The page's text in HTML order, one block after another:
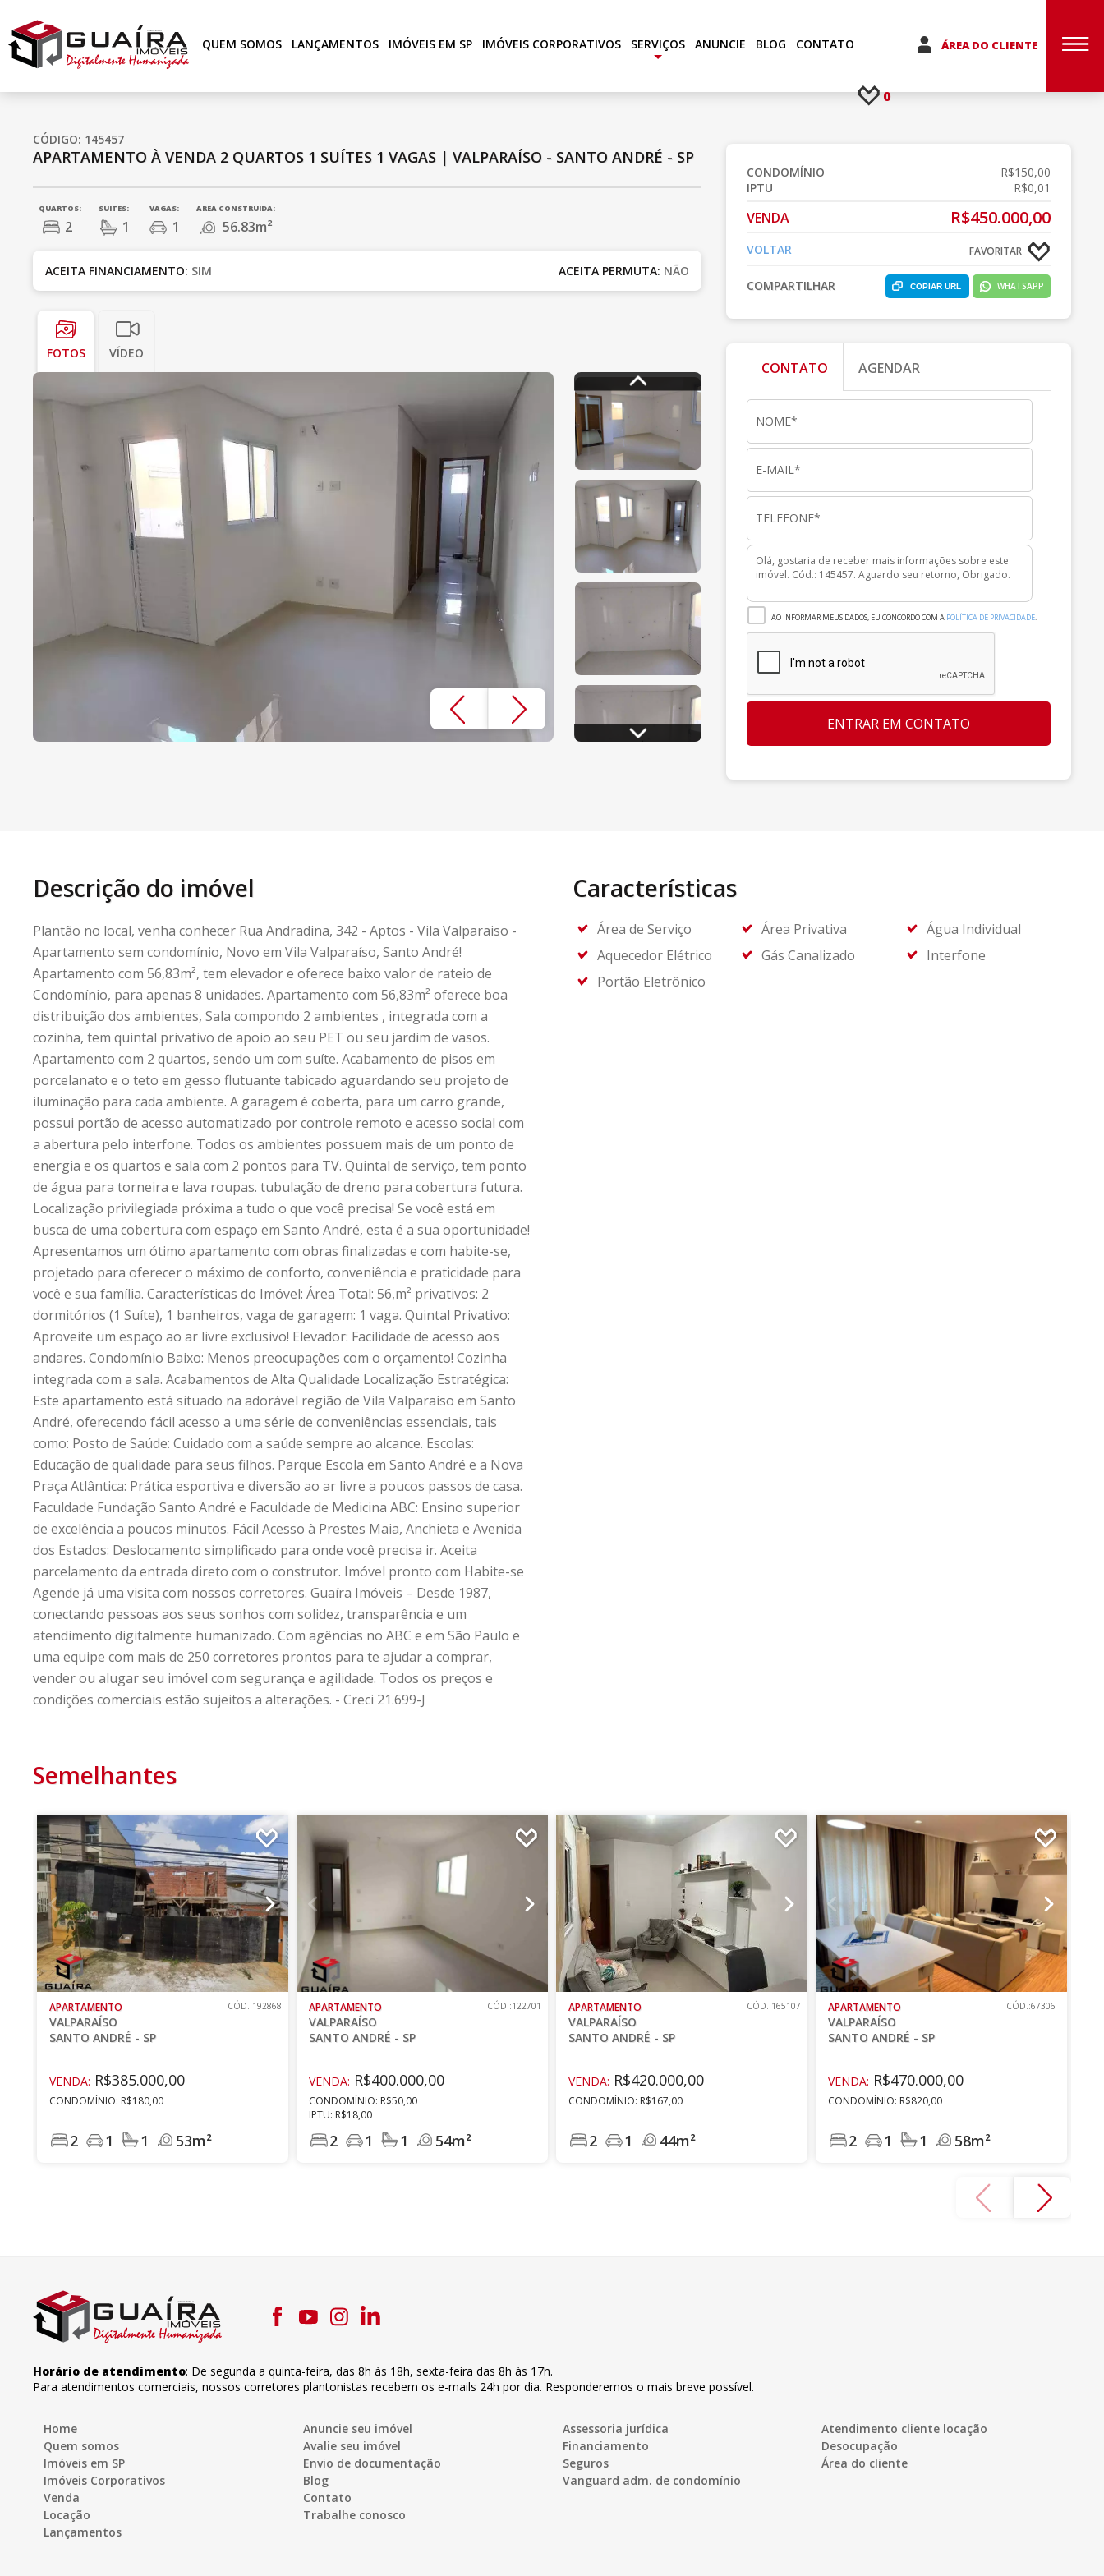
QUEM SOMOS LANÇAMENTOS IMÓVEIS EM SP
IMÓVEIS CORPORATIVOS
SERVIÇOS ANUNCIE BLOG CONTATO ÁREA DO CLIENTE
0
CÓDIGO: 145457
APARTAMENTO À VENDA 2 QUARTOS 1 SUÍTES 1 VAGAS |VALPARAÍSO - SANTO ANDRÉ - SP
QUARTOS:
2
SUÍTES:
1
VAGAS:
1
ÁREA CONSTRUÍDA:
56.83m²
ACEITA FINANCIAMENTO: SIM ACEITA PERMUTA: NÃO
FOTOS VÍDEO
CONDOMÍNIO
R$150,00
IPTU
R$0,01
VENDA R$450.000,00
FAVORITAR
VOLTAR
COMPARTILHAR WHATSAPP
COPIAR URL
CONTATO AGENDAR
AO INFORMAR MEUS DADOS, EU CONCORDO COM A POLÍTICA DE PRIVACIDADE.
ENTRAR EM CONTATO
Descrição do imóvel
Plantão no local, venha conhecer Rua Andradina, 342 - Aptos - Vila Valparaiso -
Apartamento sem condomínio, Novo em Vila Valparaíso, Santo André!
Apartamento com 56,83m², tem elevador e oferece baixo valor de rateio de
Condomínio, para apenas 8 unidades. Apartamento com 56,83m² oferece boa
distribuição dos ambientes, Sala compondo 2 ambientes , integrada com a
cozinha, tem quintal privativo de apoio ao seu PET ou seu jardim de vasos.
Apartamento com 2 quartos, sendo um com suíte. Acabamento de pisos em
porcelanato e o teto em gesso flutuante tabicado aguardando seu projeto de
iluminação para cada ambiente. A garagem é coberta, para um carro grande,
possui portão de acesso automatizado por controle remoto e acesso social com
a abertura pelo interfone. Todos os ambientes possuem mais de um ponto de
energia e os quartos e sala com 2 pontos para TV. Quintal de serviço, tem ponto
de água para torneira e lava roupas. tubulação de dreno para cobertura futura.
Localização privilegiada próxima a tudo o que você precisa! Se você está em
busca de uma cobertura com espaço em Santo André, esta é a sua oportunidade!
Apresentamos um ótimo apartamento com obras finalizadas e com habite-se,
projetado para oferecer o máximo de conforto, conveniência e praticidade para
você e sua família. Características do Imóvel: Área Total: 56,m² privativos: 2
dormitórios (1 Suíte), 1 banheiros, vaga de garagem: 1 vaga. Quintal Privativo:
Aproveite um espaço ao ar livre exclusivo! Elevador: Facilidade de acesso aos
andares. Condomínio Baixo: Menos preocupações com o orçamento! Cozinha
integrada com a sala. Acabamentos de Alta Qualidade Localização Estratégica:
Este apartamento está situado na adorável região de Vila Valparaíso em Santo
André, oferecendo fácil acesso a uma série de conveniências essenciais, tais
como: Posto de Saúde: Cuidado com a saúde sempre ao alcance. Escolas:
Educação de qualidade para seus filhos. Parque Escola em Santo André e a Nova
Praça Atlântica: Prática esportiva e diversão ao ar livre a poucos passos de casa.
Faculdade Fundação Santo André e Faculdade de Medicina ABC: Ensino superior
de excelência a poucos minutos. Fácil Acesso à Prestes Maia, Anchieta e Avenida
dos Estados: Deslocamento simplificado para onde você precisa ir. Aceita
parcelamento da entrada direto com o construtor. Imóvel pronto com Habite-se
Agende já uma visita com nossos corretores. Guaíra Imóveis – Desde 1987,
conectando pessoas aos seus sonhos com solidez, transparência e um
atendimento digitalmente humanizado. Com agências no ABC e em São Paulo e
uma equipe com mais de 250 corretores prontos para te ajudar a comprar,
vender ou alugar seu imóvel com segurança e agilidade. Todos os preços e
condições comerciais estão sujeitos a alterações. - Creci 21.699-J
Características
Área de Serviço Área Privativa
Água Individual
Aquecedor Elétrico
Gás Canalizado
Interfone
Portão Eletrônico
Semelhantes
APARTAMENTO
VALPARAÍSO
SANTO ANDRÉ - SP
CÓD.:192868
VENDA: R$385.000,00
CONDOMÍNIO: R$180,00
2 1 1 53m²
APARTAMENTO
VALPARAÍSO
SANTO ANDRÉ - SP
CÓD.:122701
VENDA: R$400.000,00
CONDOMÍNIO: R$50,00
IPTU: R$18,00
2 1 1 54m²
APARTAMENTO
VALPARAÍSO
SANTO ANDRÉ - SP
CÓD.:165107
VENDA: R$420.000,00
CONDOMÍNIO: R$167,00
2 1 44m²
APARTAMENTO
VALPARAÍSO
SANTO ANDRÉ - SP
CÓD.:67306
VENDA: R$470.000,00
CONDOMÍNIO: R$820,00
2 1 1 58m²
Horário de atendimento: De segunda a quinta-feira,das 8h às 18h,sexta-feira das 8h às 17h.
Para atendimentos comerciais, nossos corretores plantonistas recebem os e-mails 24h por dia. Responderemos o mais breve possível.
Home
Quem somos
Imóveis em SP
Imóveis Corporativos
Venda
Locação
Lançamentos
Anuncie seu imóvel
Avalie seu imóvel
Envio de documentação
Blog
Contato
Trabalhe conosco
Assessoria jurídica
Financiamento
Seguros
Vanguard adm. de condomínio
Atendimento cliente locação
Desocupação
Área do cliente